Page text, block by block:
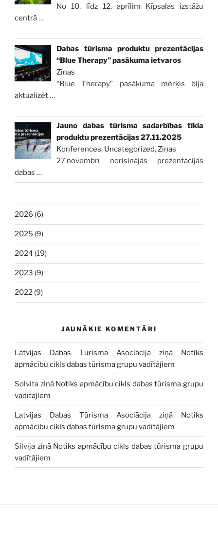
No 10. līdz 12. aprīlim Ķīpsalas izstāžu
centrā…
Dabas tūrisma produktu prezentācijas
“Blue Therapy” pasākuma ietvaros
Ziņas
“Blue Therapy” pasākuma mērķis bija
aktualizēt…
Jauno dabas tūrisma sadarbības tīkla
produktu prezentācijas 27.11.2025
Konferences, Uncategorized,Ziņas
27.novembrī norisinājās prezentācijās
dabas …
2026 (6)
2025 (9)
2024 (19)
2023 (9)
2022 (9)
JAUNĀKIE KOMENTĀRI
Latvijas Dabas Tūrisma Asociācija ziņā Notiks
apmācību cikls dabas tūrisma grupu vadītājiem
Solvita ziņā Notiks apmācību cikls dabas tūrisma grupu
vadītājiem
Latvijas Dabas Tūrisma Asociācija ziņā Notiks
apmācību cikls dabas tūrisma grupu vadītājiem
Silvija ziņā Notiks apmācību cikls dabas tūrisma grupu
vadītājiem